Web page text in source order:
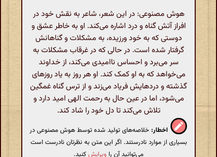
هوش مصنوعی: در این شعر، شاعر به نقش خود در
افراز آتش گناه و درد اشاره می‌کند. او به خاطر عشق و
دوستی که به خود ورزیده، به مشکلات و گناهانش
گرفتار شده است. در حالی که در غرقاب مشکلات به
سر می‌برد و احساس ناامیدی می‌کند، از خداوند
می‌خواهد که به او کمک کند. او هر روز به یاد روزهای
گذشته و دردهایش فریاد می‌زند و از ترس گناه غمگین
می‌شود، اما در عین حال به رحمت الهی امید دارد و
تلاش می‌کند تا دل خود را شاد کند.
اخطار: خلاصه‌های تولید شده توسط هوش مصنوعی در
بسیاری از موارد نادرستند. اگر این متن به نظرتان نادرست است
می‌توانید آن را ویرایشکنید.